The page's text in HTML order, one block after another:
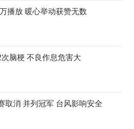
播放 暖心举动获赞无数
脑梗 不良作息危害大
取消 并列冠军 台风影响安全